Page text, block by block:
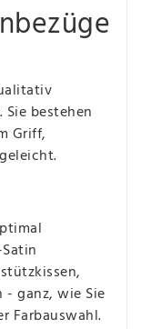
bestehen
Griff,
- ganz, wie Sie
Farbauswahl.